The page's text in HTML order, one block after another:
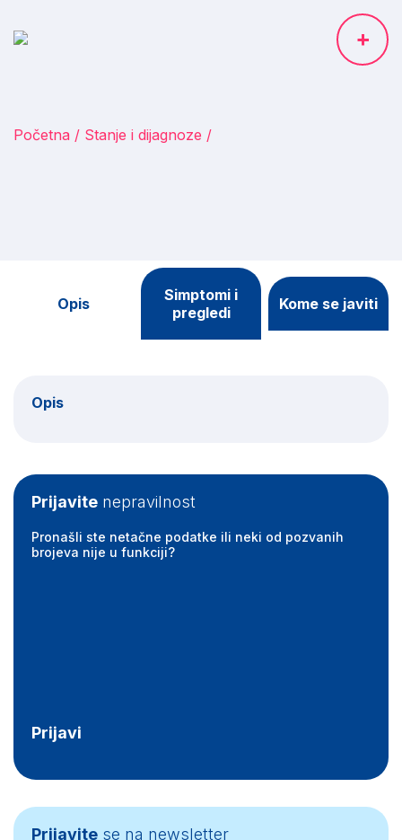
Početna Stanje i dijagnoze
Opis
Simptomi i
pregledi
Kome se javiti
Opis
Prijavite nepravilnost
Pronašli ste netačne podatke ili neki od pozvanih
brojeva nije u funkciji?
Prijavi
Prijavite se na newsletter